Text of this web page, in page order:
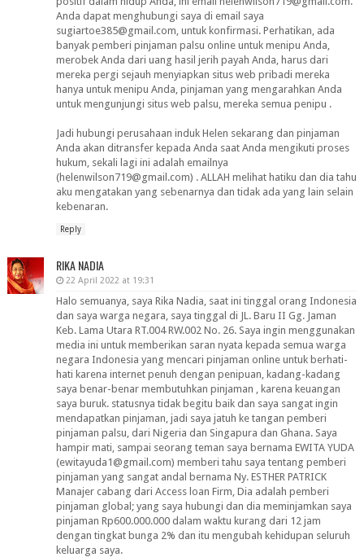
Anda dapat menghubungi saya di email saya
sugiartoe385@gmail.com, untuk konfirmasi. Perhatikan, ada
banyak pemberi pinjaman palsu online untuk menipu Anda,
merobek Anda dari uang hasil jerih payah Anda, harus dari
mereka pergi sejauh menyiapkan situs web pribadi mereka
hanya untuk menipu Anda, pinjaman yang mengarahkan Anda
untuk mengunjungi situs web palsu, mereka semua penipu .
Jadi hubungi perusahaan induk Helen sekarang dan pinjaman
Anda akan ditransfer kepada Anda saat Anda mengikuti proses
hukum, sekali lagi ini adalah emailnya
(helenwilson719@gmail.com) . ALLAH melihat hatiku dan dia tahu
aku mengatakan yang sebenarnya dan tidak ada yang lain selain
kebenaran.
Reply
RIKA NADIA
22 April 2022 at 19:31
Halo semuanya, saya Rika Nadia, saat ini tinggal orang Indonesia
dan saya warga negara, saya tinggal di JL. Baru II Gg. Jaman
Keb. Lama Utara RT.004 RW.002 No. 26. Saya ingin menggunakan
media ini untuk memberikan saran nyata kepada semua warga
negara Indonesia yang mencari pinjaman online untuk berhati-
hati karena internet penuh dengan penipuan, kadang-kadang
saya benar-benar membutuhkan pinjaman , karena keuangan
saya buruk. statusnya tidak begitu baik dan saya sangat ingin
mendapatkan pinjaman, jadi saya jatuh ke tangan pemberi
pinjaman palsu, dari Nigeria dan Singapura dan Ghana. Saya
hampir mati, sampai seorang teman saya bernama EWITA YUDA
(ewitayuda1@gmail.com) memberi tahu saya tentang pemberi
pinjaman yang sangat andal bernama Ny. ESTHER PATRICK
Manajer cabang dari Access loan Firm, Dia adalah pemberi
pinjaman global; yang saya hubungi dan dia meminjamkan saya
pinjaman Rp600.000.000 dalam waktu kurang dari 12 jam
dengan tingkat bunga 2% dan itu mengubah kehidupan seluruh
keluarga saya.